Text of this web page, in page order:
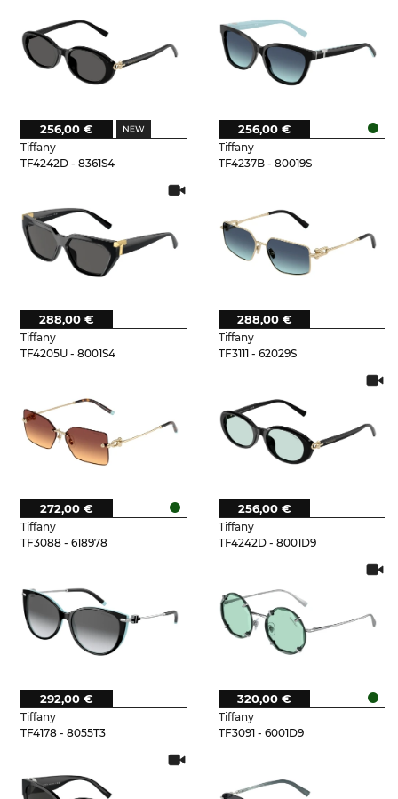
Tiffany
TF4242D - 8361S4
256,00 €
Tiffany
TF4237B - 80019S
256,00 €
Tiffany
TF4205U - 8001S4
288,00 €
Tiffany
TF3111 - 62029S
288,00 €
Tiffany
TF3088 - 618978
272,00 €
Tiffany
TF4242D - 8001D9
256,00 €
Tiffany
TF4178 - 8055T3
292,00 €
Tiffany
TF3091 - 6001D9
320,00 €